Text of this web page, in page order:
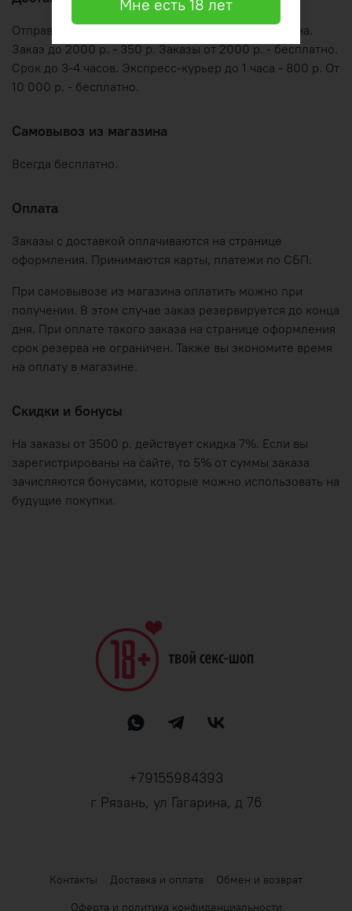
Отправляем курьером по графику работы магазина.
Заказ до 2000 р. - 350 р. Заказы от 2000 р. - бесплатно.
Срок до 3-4 часов. Экспресс-курьер до 1 часа - 800 р. От
10 000 р. - бесплатно.
Самовывоз из магазина
Всегда бесплатно.
Оплата
Заказы с доставкой оплачиваются на странице
оформления. Принимаются карты, платежи по СБП.
При самовывозе из магазина оплатить можно при
получении. В этом случае заказ резервируется до конца
дня. При оплате такого заказа на странице оформления
срок резерва не ограничен. Также вы экономите время
на оплату в магазине.
Скидки и бонусы
На заказы от 3500 р. действует скидка 7%. Если вы
зарегистрированы на сайте, то 5% от суммы заказа
зачисляются бонусами, которые можно использовать на
будущие покупки.
+79155984393
г Рязань, ул Гагарина, д 76
Контакты Доставка и оплата
Обмен и возврат
Оферта и политика конфиденциальности
Мне есть 18 лет